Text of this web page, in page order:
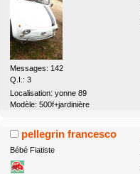
Messages: 142
Q.I.: 3
Localisation: yonne 89
Modèle: 500f+jardinière
pellegrin francesco
Bébé Fiatiste